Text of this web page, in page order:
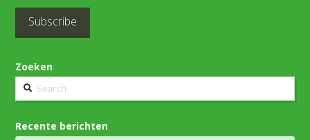
Zoeken
Search
Recente berichten